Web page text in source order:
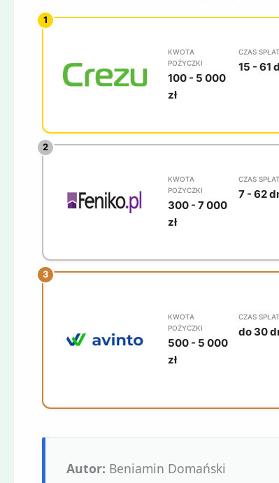
KWOTA
POŻYCZKI
100 - 5 000
zł
CZAS
15 - 61
KWOTA
POŻYCZKI
300 - 7 000
zł
CZAS
7 - 62
KWOTA
POŻYCZKI
500 - 5 000
zł
CZAS
do 30
Autor: Beniamin Domański